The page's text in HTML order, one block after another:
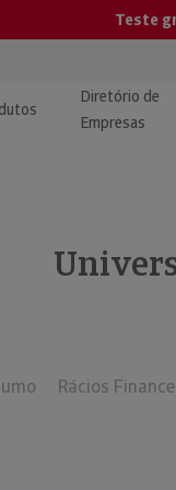
Teste
e
Diretório de
Empresas
|
Rácios